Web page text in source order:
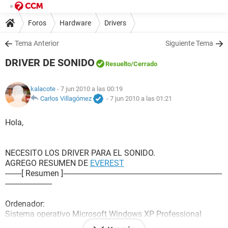
Foros Hardware Drivers
Tema Anterior Siguiente Tema
DRIVER DE SONIDO Resuelto/Cerrado
kalacote - 7 jun 2010 a las 00:19
Carlos Villagómez
- 7 jun 2010 a las 01:21
Hola,
NECESITO LOS DRIVER PARA EL SONIDO.
AGREGO RESUMEN DE EVEREST
--------[ Resumen ]------------------------------------------------------------------------------
-----------------------
Ordenador:
Sistema operativo Microsoft Windows XP Professional
Service Pack del Sistema Operativo Service Pack 3